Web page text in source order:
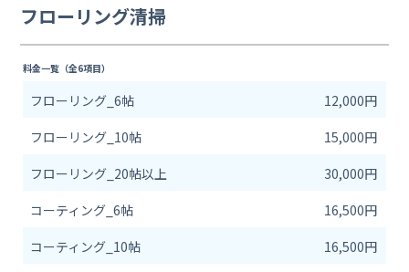
フローリング清掃
料金一覧（全6項目）
フローリング_6帖
12,000円
フローリング_10帖
15,000円
フローリング_20帖以上
30,000円
コーティング_6帖
16,500円
コーティング_10帖
16,500円